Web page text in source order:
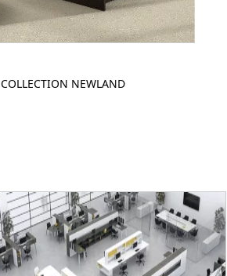
COLLECTION NEWLAND